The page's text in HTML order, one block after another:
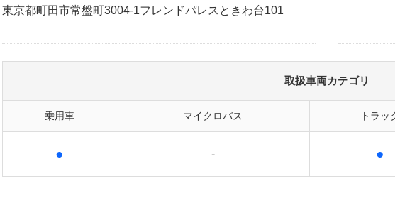
東京都町田市常盤町3004-1フレンドパレスときわ台101
取扱車両カテゴリ
乗用車 マイクロバス トラッ
● - ●